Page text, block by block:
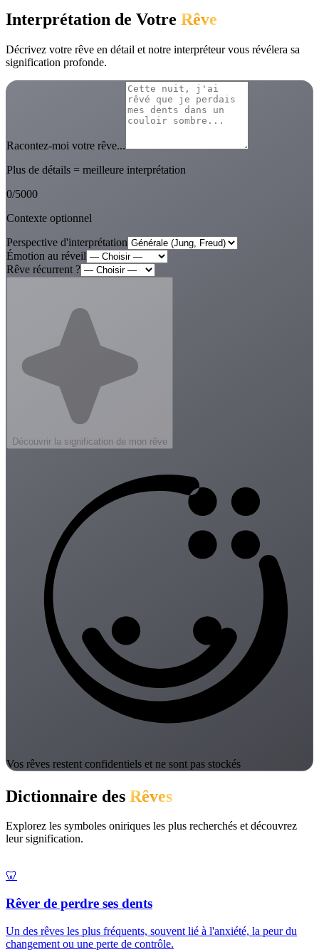
Interprétation de Votre Rêve
Décrivez votre rêve en détail et notre interpréteur vous révélera sa
signification profonde.
Racontez-moi votre rêve...
Plus de détails = meilleure interprétation
0/5000
Contexte optionnel
Perspective d'interprétation
Émotion au réveil
Rêve récurrent ?
Découvrir la signification de mon rêve
Vos rêves restent confidentiels et ne sont pas stockés
Dictionnaire des Rêves
Explorez les symboles oniriques les plus recherchés et découvrez
leur signification.
🦷
Rêver de perdre ses dents
Un des rêves les plus fréquents, souvent lié à l'anxiété, la peur du
changement ou une perte de contrôle.